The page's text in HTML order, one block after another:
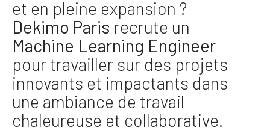
et en pleine expansion ?
Dekimo Paris recrute un
Machine Learning Engineer
pour travailler sur des projets
innovants et impactants dans
une ambiance de travail
chaleureuse et collaborative.